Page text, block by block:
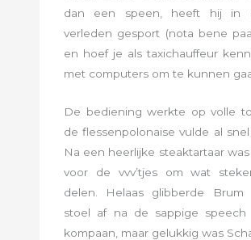
dan een speen, heeft hij in
verleden gesport (nota bene
en hoef je als taxichauffeur
met computers om te kunnen
De bediening werkte op volle
de flessenpolonaise vulde al snel
Na een heerlijke steaktartaar
voor de vvv’tjes om wat
delen. Helaas glibberde Brum
stoel af na de sappige speech
kompaan, maar gelukkig was